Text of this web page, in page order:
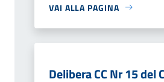
VAI ALLA PAGINA
Delibera CC Nr 15 del